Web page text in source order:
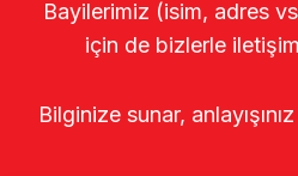
Bayilerimiz (isim, adres
için de bizlerle
Bilginize sunar,